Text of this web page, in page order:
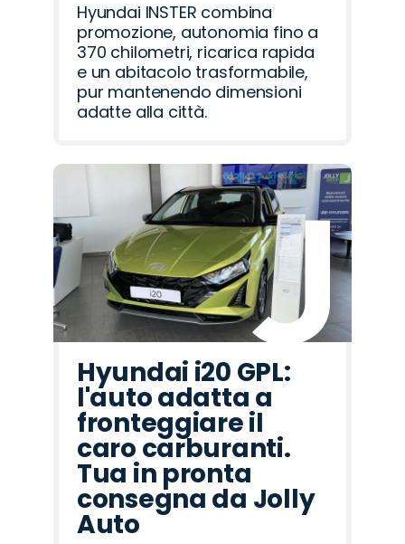
Hyundai INSTER combina
promozione, autonomia fino a
370 chilometri, ricarica rapida
e un abitacolo trasformabile,
pur mantenendo dimensioni
adatte alla città.
Hyundai i20 GPL:
l'auto adatta a
fronteggiare il
caro carburanti.
Tua in pronta
consegna da Jolly
Auto